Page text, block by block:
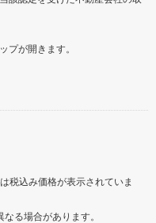
プが開きます。
税込み価格が表示されていま
る場合があります。